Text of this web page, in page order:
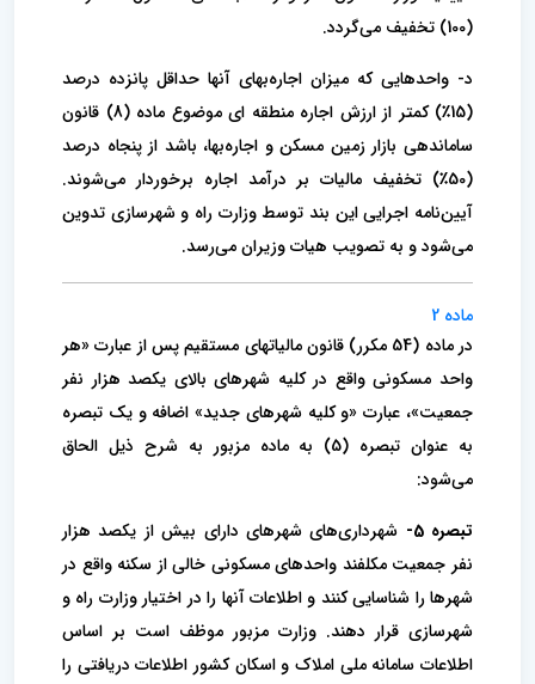
(100) تخفیف می‌گردد.
د- واحدهایی که میزان اجاره‌بهای آنها حداقل پانزده درصد
(15٪) کمتر از ارزش اجاره منطقه ای موضوع ماده (8) قانون
ساماندهی بازار زمین مسکن و اجاره‌بها، باشد از پنجاه درصد
(50٪) تخفیف مالیات بر درآمد اجاره برخوردار می‌شوند.
آیین‌نامه اجرایی این بند توسط وزارت راه و شهرسازی تدوین
می‌شود و به تصویب هیات وزیران می‌رسد.
ماده 2
در ماده (54 مکرر) قانون مالیاتهای مستقیم پس از عبارت «هر
واحد مسکونی واقع در کلیه شهرهای بالای یکصد هزار نفر
جمعیت»، عبارت «و کلیه شهرهای جدید» اضافه و یک تبصره
به عنوان تبصره (5) به ماده مزبور به شرح ذیل الحاق
می‌شود:
تبصره 5-
شهرداری‌های شهرهای دارای بیش از یکصد هزار
نفر جمعیت مکلفند واحدهای مسکونی خالی از سکنه واقع در
شهرها را شناسایی کنند و اطلاعات آنها را در اختیار وزارت راه و
شهرسازی قرار دهند. وزارت مزبور موظف است بر اساس
اطلاعات سامانه ملی املاک و اسکان کشور اطلاعات دریافتی را